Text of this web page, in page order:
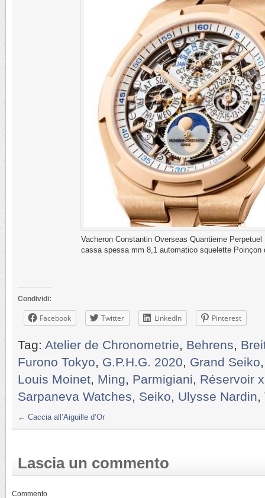
Vacheron Constantin Overseas Quantieme
cassa spessa mm 8,1 automatico squelette Poinçon
Condividi:
Facebook Twitter LinkedIn Pinterest
Tag: Atelier de Chronometrie Behrens
Furono Tokyo
G.P.H.G. 2020 Grand Seiko
Louis Moinet Ming Parmigiani
Réservoir
Sarpaneva Watches
Seiko Ulysse Nardin
← Caccia all’Aiguille d’Or
Lascia un commento
Commento